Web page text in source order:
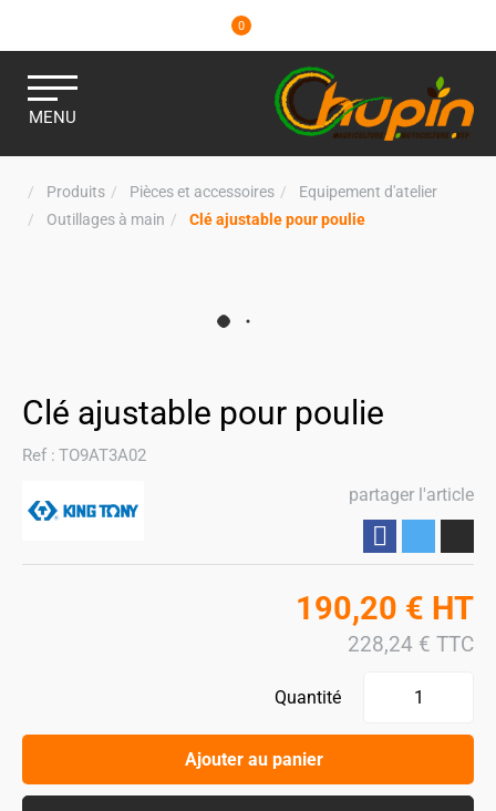
0
MENU
Produits Pièces et accessoires
Equipement d'atelier
Outillages à main
Clé ajustable pour poulie
Clé ajustable pour poulie
Ref : TO9AT3A02
partager l'article
190,20 € HT
228,24 € TTC
Quantité
Ajouter au panier